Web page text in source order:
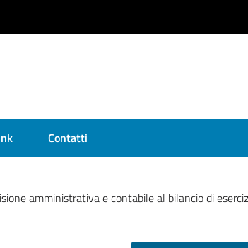
Contatti
amministrativa e contabile al bilancio di